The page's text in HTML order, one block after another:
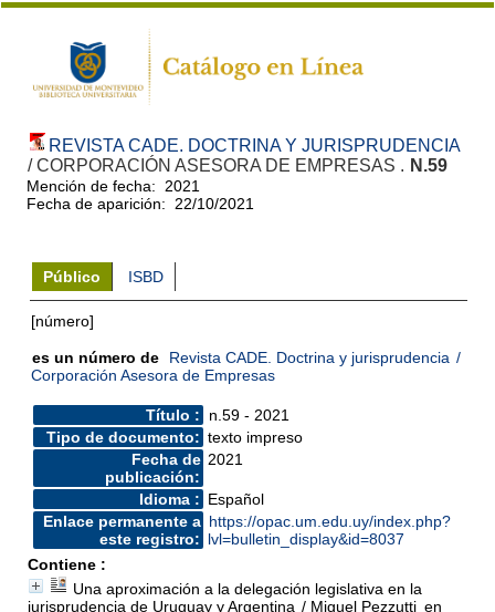
REVISTA CADE. DOCTRINA Y JURISPRUDENCIA
/ CORPORACIÓN ASESORA DE EMPRESAS . N.59
Mención de fecha: 2021
Fecha de aparición: 22/10/2021
Público ISBD
[número]
es un número de Revista CADE. Doctrina y jurisprudencia /
Corporación Asesora de Empresas
Título :
n.59 - 2021
Tipo de documento: texto impreso
Fecha de
publicación:
2021
Idioma : Español
Enlace permanente a
este registro:
https://opac.um.edu.uy/index.php?
lvl=bulletin_display&id=8037
Contiene :
Una aproximación a la delegación legislativa en la
jurisprudencia de Uruguay y Argentina / Miguel Pezzutti en